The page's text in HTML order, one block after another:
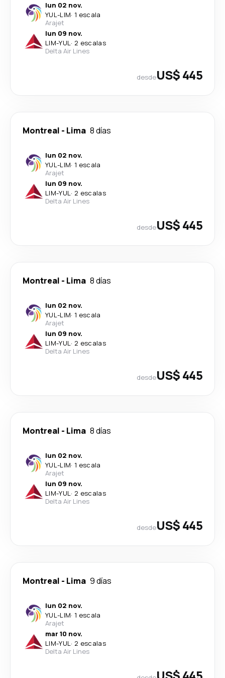
lun 02 nov.
YUL-LIM· 1 escala
Arajet
lun 09 nov.
LIM-YUL· 2 escalas
Delta Air Lines
desdeUS$ 445
Montreal - Lima 8 días
lun 02 nov.
YUL-LIM· 1 escala
Arajet
lun 09 nov.
LIM-YUL· 2 escalas
Delta Air Lines
desdeUS$ 445
Montreal - Lima 8 días
lun 02 nov.
YUL-LIM· 1 escala
Arajet
lun 09 nov.
LIM-YUL· 2 escalas
Delta Air Lines
desdeUS$ 445
Montreal - Lima 8 días
lun 02 nov.
YUL-LIM· 1 escala
Arajet
lun 09 nov.
LIM-YUL· 2 escalas
Delta Air Lines
desdeUS$ 445
Montreal - Lima 9 días
lun 02 nov.
YUL-LIM· 1 escala
Arajet
mar 10 nov.
LIM-YUL· 2 escalas
Delta Air Lines